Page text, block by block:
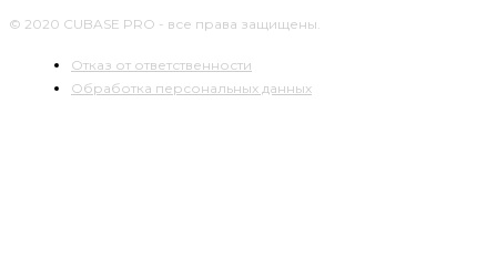
© 2020 CUBASE PRO - все права защищены.
Отказ от ответственности
Обработка персональных данных